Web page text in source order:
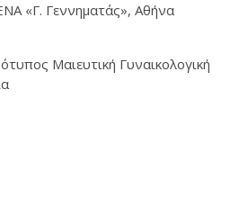
«Γ. Γεννηματάς», Αθήνα
Μαιευτική Γυναικολογική